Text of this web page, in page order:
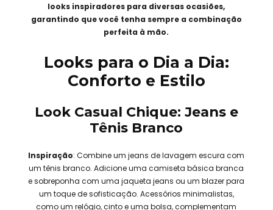
looks inspiradores para diversas ocasiões,
garantindo que você tenha sempre a combinação
perfeita à mão.
Looks para o Dia a Dia:
Conforto e Estilo
Look Casual Chique: Jeans e
Tênis Branco
Inspiração: Combine um jeans de lavagem escura com
um tênis branco. Adicione uma camiseta básica branca
e sobreponha com uma jaqueta jeans ou um blazer para
um toque de sofisticação. Acessórios minimalistas,
como um relógio, cinto e uma bolsa, complementam